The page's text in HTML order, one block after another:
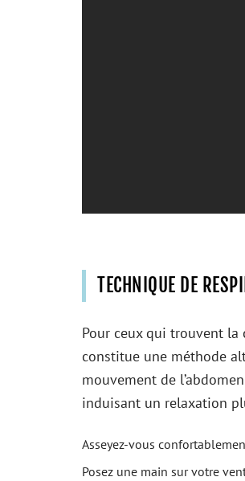
TECHNIQUE DE
Pour ceux qui trouvent
constitue une méthode
mouvement de
induisant un relaxation
Asseyez-vous
Posez une main sur votre